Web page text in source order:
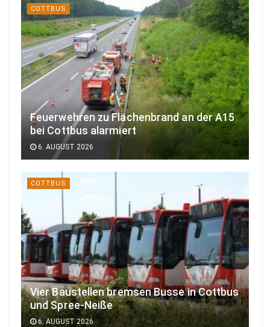
COTTBUS
Feuerwehren zu Flächenbrand an der A15
bei Cottbus alarmiert
6. AUGUST 2026
COTTBUS
Vier Baustellen bremsen Busse in Cottbus
und Spree-Neiße
6. AUGUST 2026